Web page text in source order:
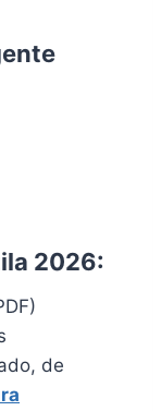
2026:
de